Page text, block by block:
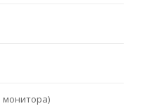
монитора)